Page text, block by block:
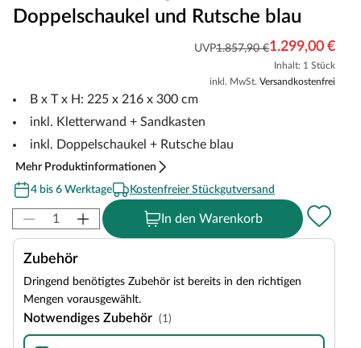
Doppelschaukel und Rutsche blau
UVP1.857,90 €1.299,00 €
Inhalt: 1 Stück
inkl. MwSt. Versandkostenfrei
B x T x H: 225 x 216 x 300 cm
inkl. Kletterwand + Sandkasten
inkl. Doppelschaukel + Rutsche blau
Mehr Produktinformationen
4 bis 6 Werktage
Kostenfreier Stückgutversand
In den Warenkorb
Zubehör
Dringend benötigtes Zubehör ist bereits in den richtigen
Mengen vorausgewählt.
Notwendiges Zubehör (1)